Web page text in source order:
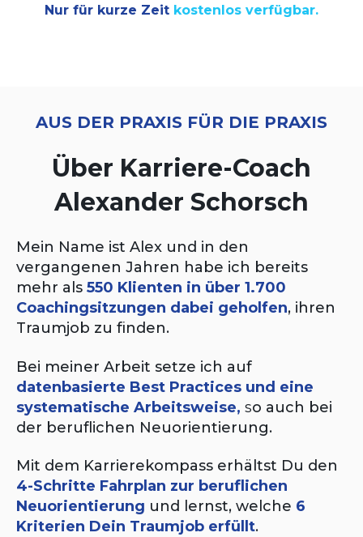
Nur für kurze Zeit kostenlos verfügbar.
AUS DER PRAXIS FÜR DIE PRAXIS
Über Karriere-Coach
Alexander Schorsch
Mein Name ist Alex und in den
vergangenen Jahren habe ich bereits
mehr als 550 Klienten in über 1.700
Coachingsitzungen dabei geholfen, ihren
Traumjob zu finden.
Bei meiner Arbeit setze ich auf
datenbasierte Best Practices und eine
systematische Arbeitsweise, so auch bei
der beruflichen Neuorientierung.
Mit dem Karrierekompass erhältst Du den
4-Schritte Fahrplan zur beruflichen
Neuorientierung und lernst, welche 6
Kriterien Dein Traumjob erfüllt.